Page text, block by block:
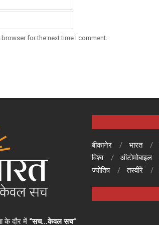
for the next time I comment.
के दौर में “सच…केवल सच”
बीकानेर भारत
विश्व
ऑटोमोबाइल
ज्योतिष
तस्वीरें